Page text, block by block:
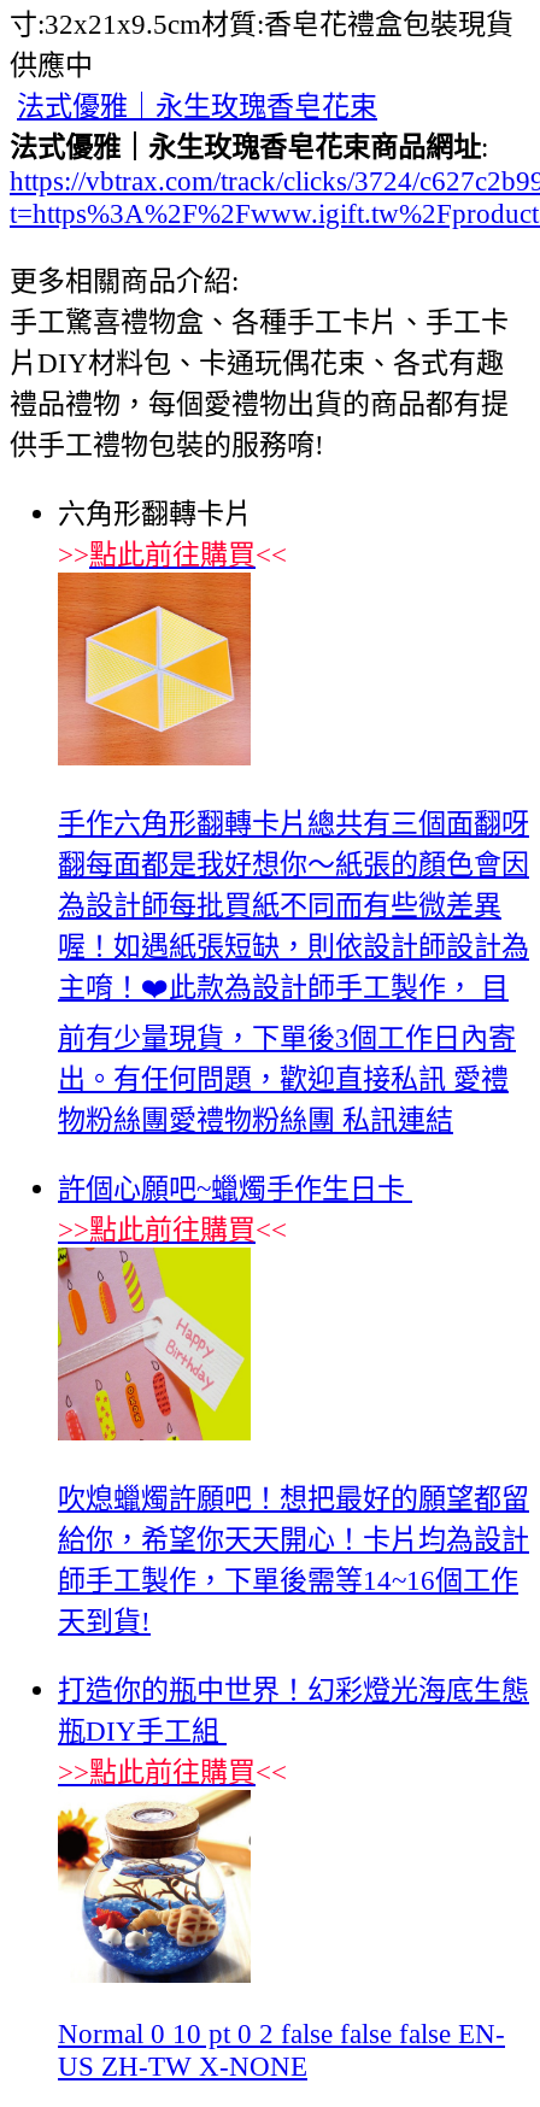
寸:32x21x9.5cm材質:香皂花禮盒包裝現貨
供應中
法式優雅｜永生玫瑰香皂花束
法式優雅｜永生玫瑰香皂花束商品網址:
https://vbtrax.com/track/clicks/3724/
更多相關商品介紹:
手工驚喜禮物盒、各種手工卡片、手工卡
片DIY材料包、卡通玩偶花束、各式有趣
禮品禮物，每個愛禮物出貨的商品都有提
供手工禮物包裝的服務唷!
六角形翻轉卡片
>>點此前往購買<<
手作六角形翻轉卡片總共有三個面翻呀
翻每面都是我好想你～紙張的顏色會因
為設計師每批買紙不同而有些微差異
喔！如遇紙張短缺，則依設計師設計為
主唷！❤️此款為設計師手工製作， 目
前有少量現貨，下單後3個工作日內寄
出。有任何問題，歡迎直接私訊 愛禮
物粉絲團愛禮物粉絲團 私訊連結
許個心願吧~蠟燭手作生日卡
>>點此前往購買<<
吹熄蠟燭許願吧！想把最好的願望都留
給你，希望你天天開心！卡片均為設計
師手工製作，下單後需等14~16個工作
天到貨!
打造你的瓶中世界！幻彩燈光海底生態
瓶DIY手工組
>>點此前往購買<<
Normal 0 10 pt 0 2 false false false EN-
US ZH-TW X-NONE